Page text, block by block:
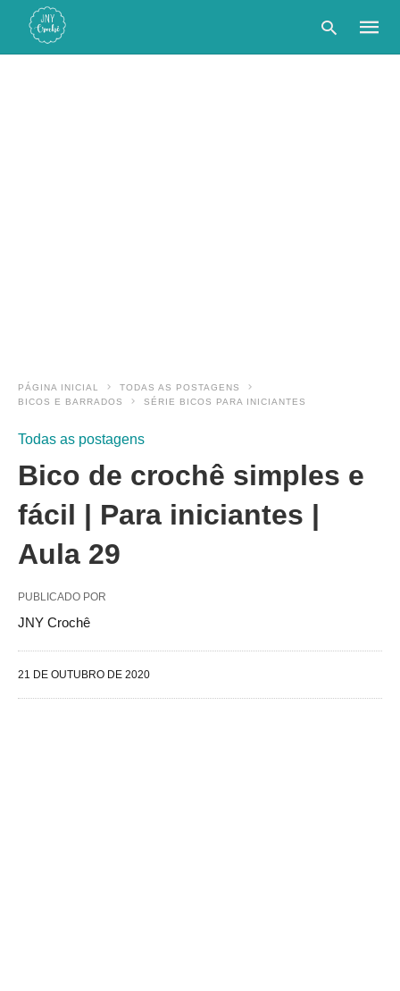
PÁGINA INICIAL
TODAS AS POSTAGENS
BICOS E BARRADOS
SÉRIE BICOS PARA INICIANTES
Todas as postagens
Bico de crochê simples e
fácil | Para iniciantes |
Aula 29
PUBLICADO POR
JNY Crochê
21 DE OUTUBRO DE 2020